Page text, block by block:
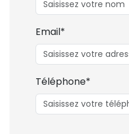
Email*
Téléphone*